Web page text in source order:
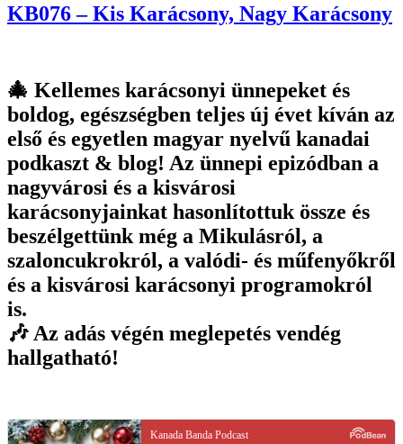
KB076 – Kis Karácsony, Nagy Karácsony
🎄 Kellemes karácsonyi ünnepeket és
boldog, egészségben teljes új évet kíván az
első és egyetlen magyar nyelvű kanadai
podkaszt & blog! Az ünnepi epizódban a
nagyvárosi és a kisvárosi
karácsonyjainkat hasonlítottuk össze és
beszélgettünk még a Mikulásról, a
szaloncukrokról, a valódi- és műfenyőkről
és a kisvárosi karácsonyi programokról
is.
🎶 Az adás végén meglepetés vendég
hallgatható!